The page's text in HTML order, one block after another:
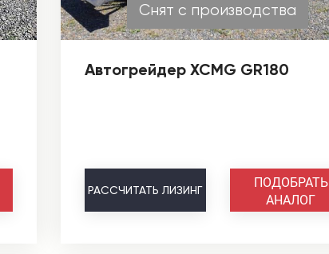
Снят с производства
Автогрейдер XCMG GR180
РАССЧИТАТЬ ЛИЗИНГ
ПОДОБРАТЬ
АНАЛОГ